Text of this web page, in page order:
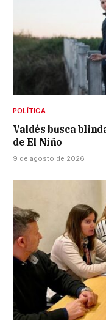
POLÍTICA
Valdés busca
de El Niño
9 de agosto de 2026